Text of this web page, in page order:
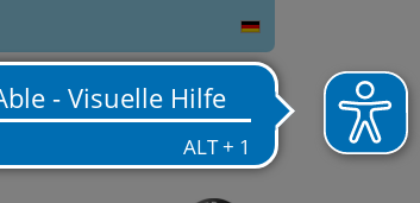
0
Warenkorb